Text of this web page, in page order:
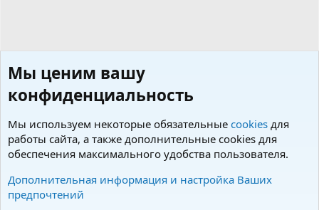
Теги
Cookies Charm by DCom
Мы ценим вашу
конфиденциальность
Мы используем некоторые обязательные cookies для
работы сайта, а также дополнительные cookies для
обеспечения максимального удобства пользователя.
Дополнительная информация и настройка Ваших
предпочтений